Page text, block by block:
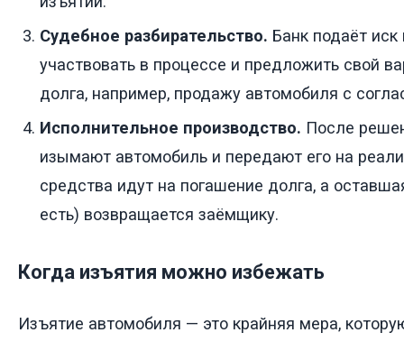
Судебное разбирательство. Банк подаёт
участвовать в процессе и предложить свой
долга, например, продажу автомобиля с
Исполнительное производство. После
изымают автомобиль и передают его на
средства идут на погашение долга, а
есть) возвращается заёмщику.
Когда изъятия можно избежать
Изъятие автомобиля — это крайняя мера,